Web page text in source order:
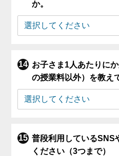
か。
お子さま1人あたりに
の授業料以外）を教え
普段利用しているSNS
ください（3つまで）